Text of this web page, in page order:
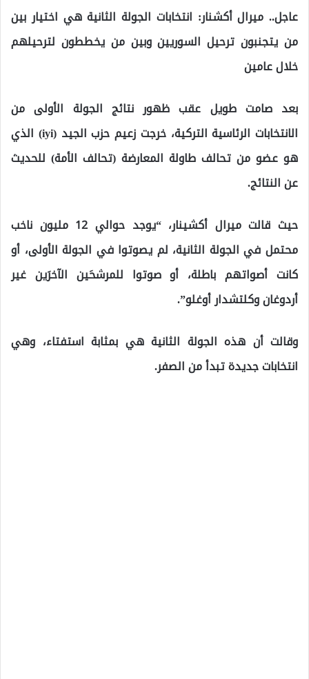
عاجل.. ميرال أكشنار: انتخابات الجولة الثانية هي اختيار بين
من يتجنبون ترحيل السوريين وبين من يخططون لترحيلهم
خلال عامين
بعد صامت طويل عقب ظهور نتائج الجولة الأولى من
الانتخابات الرئاسية التركية، خرجت زعيم حزب الجيد (iyi) الذي
هو عضو من تحالف طاولة المعارضة (تحالف الأمة) للحديث
عن النتائج.
حيث قالت ميرال أكشينار، “يوجد حوالي 12 مليون ناخب
محتمل في الجولة الثانية، لم يصوتوا في الجولة الأولى، أو
كانت أصواتهم باطلة، أو صوتوا للمرشحَين الآخرَين غير
أردوغان وكلتشدار أوغلو”.
وقالت أن هذه الجولة الثانية هي بمثابة استفتاء، وهي
انتخابات جديدة تبدأ من الصفر.